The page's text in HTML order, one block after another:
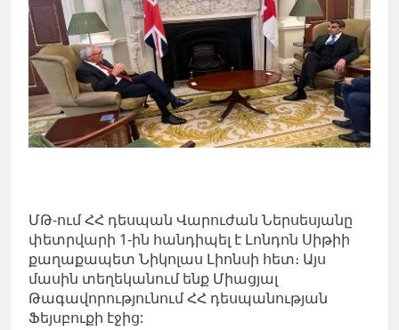
ՄԹ-ում ՀՀ դեսպան Վարուժան Ներսեսյանը
փետրվարի 1-ին հանդիպել է Լոնդոն Սիթիի
քաղաքապետ Նիկոլաս Լիոնսի հետ։ Այս
մասին տեղեկանում ենք Միացյալ
Թագավորությունում ՀՀ դեսպանության
Ֆեյսբուքի էջից: